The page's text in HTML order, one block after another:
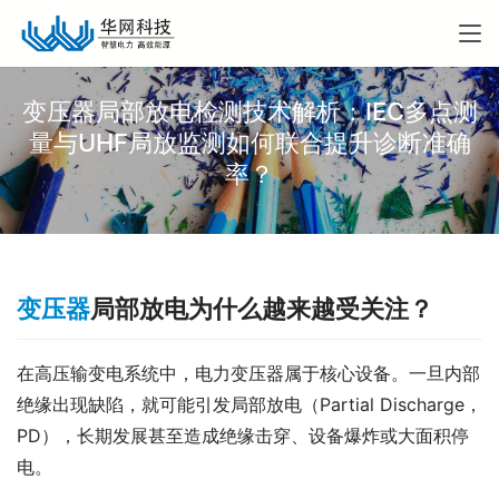
变压器局部放电检测技术解析：IEC多点测
量与UHF局放监测如何联合提升诊断准确
率？
变压器局部放电为什么越来越受关注？
在高压输变电系统中，电力变压器属于核心设备。一旦内部
绝缘出现缺陷，就可能引发局部放电（Partial Discharge，
PD），长期发展甚至造成绝缘击穿、设备爆炸或大面积停
电。